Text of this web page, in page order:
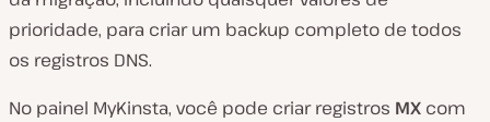
prioridade, para criar um backup completo de todos
os registros DNS.
No painel MyKinsta, você pode criar registros MX com